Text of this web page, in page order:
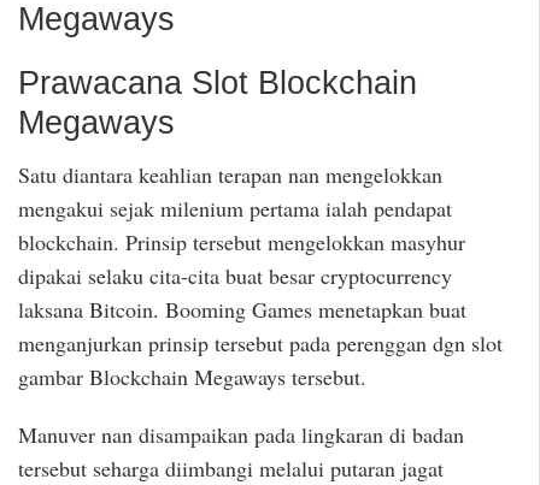
Megaways
Prawacana Slot Blockchain
Megaways
Satu diantara keahlian terapan nan mengelokkan
mengakui sejak milenium pertama ialah pendapat
blockchain. Prinsip tersebut mengelokkan masyhur
dipakai selaku cita-cita buat besar cryptocurrency
laksana Bitcoin. Booming Games menetapkan buat
menganjurkan prinsip tersebut pada perenggan dgn slot
gambar Blockchain Megaways tersebut.
Manuver nan disampaikan pada lingkaran di badan
tersebut seharga diimbangi melalui putaran jagat